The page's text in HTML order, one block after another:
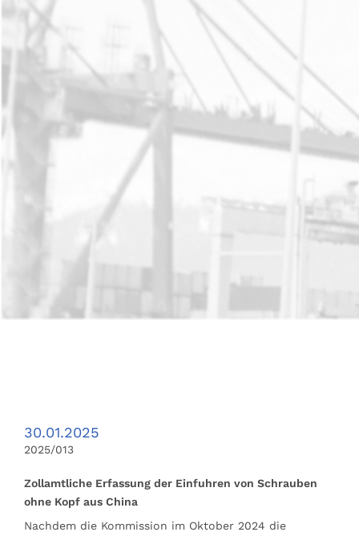
30.01.2025
2025/013
Zollamtliche Erfassung der Einfuhren von Schrauben
ohne Kopf aus China
Nachdem die Kommission im Oktober 2024 die